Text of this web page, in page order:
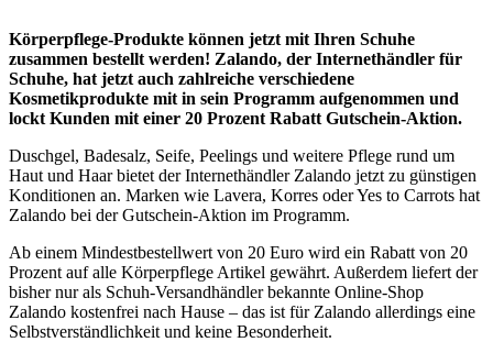
Körperpflege-Produkte können jetzt mit Ihren Schuhe
zusammen bestellt werden! Zalando, der Internethändler für
Schuhe, hat jetzt auch zahlreiche verschiedene
Kosmetikprodukte mit in sein Programm aufgenommen und
lockt Kunden mit einer 20 Prozent Rabatt Gutschein-Aktion.
Duschgel, Badesalz, Seife, Peelings und weitere Pflege rund um
Haut und Haar bietet der Internethändler Zalando jetzt zu günstigen
Konditionen an. Marken wie Lavera, Korres oder Yes to Carrots hat
Zalando bei der Gutschein-Aktion im Programm.
Ab einem Mindestbestellwert von 20 Euro wird ein Rabatt von 20
Prozent auf alle Körperpflege Artikel gewährt. Außerdem liefert der
bisher nur als Schuh-Versandhändler bekannte Online-Shop
Zalando kostenfrei nach Hause – das ist für Zalando allerdings eine
Selbstverständlichkeit und keine Besonderheit.